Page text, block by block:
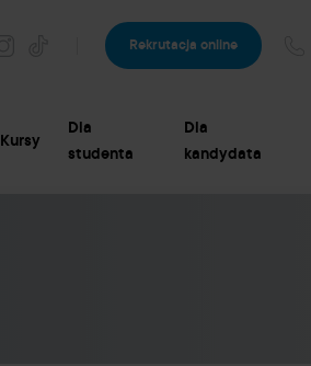
Rekrutacja online
Kursy
Dla
studenta
Dla
kandydata